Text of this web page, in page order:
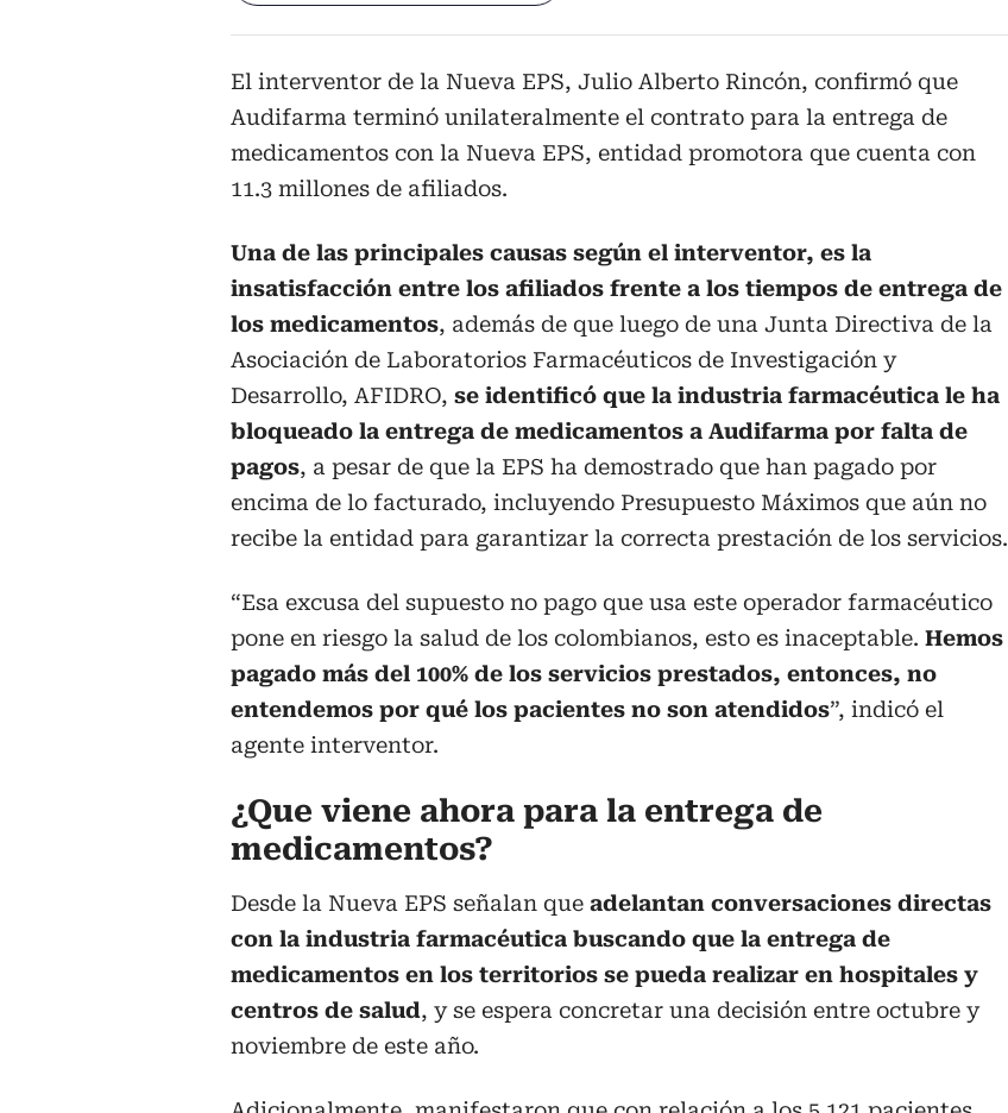
El interventor de la Nueva EPS, Julio Alberto Rincón, confirmó que
Audifarma terminó unilateralmente el contrato para la entrega de
medicamentos con la Nueva EPS, entidad promotora que cuenta con
11.3 millones de afiliados.
Una de las principales causas según el interventor, es la
insatisfacción entre los afiliados frente a los tiempos de entrega de
los medicamentos, además de que luego de una Junta Directiva de la
Asociación de Laboratorios Farmacéuticos de Investigación y
Desarrollo, AFIDRO, se identificó que la industria farmacéutica le ha
bloqueado la entrega de medicamentos a Audifarma por falta de
pagos, a pesar de que la EPS ha demostrado que han pagado por
encima de lo facturado, incluyendo Presupuesto Máximos que aún no
recibe la entidad para garantizar la correcta prestación de los servicios.
“Esa excusa del supuesto no pago que usa este operador farmacéutico
pone en riesgo la salud de los colombianos, esto es inaceptable. Hemos
pagado más del 100% de los servicios prestados, entonces, no
entendemos por qué los pacientes no son atendidos”, indicó el
agente interventor.
¿Que viene ahora para la entrega de
medicamentos?
Desde la Nueva EPS señalan que adelantan conversaciones directas
con la industria farmacéutica buscando que la entrega de
medicamentos en los territorios se pueda realizar en hospitales y
centros de salud, y se espera concretar una decisión entre octubre y
noviembre de este año.